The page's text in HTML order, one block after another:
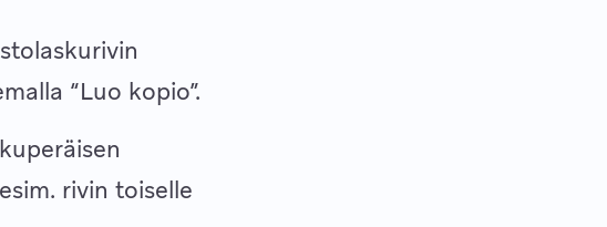
“Luo kopio”.
rivin toiselle